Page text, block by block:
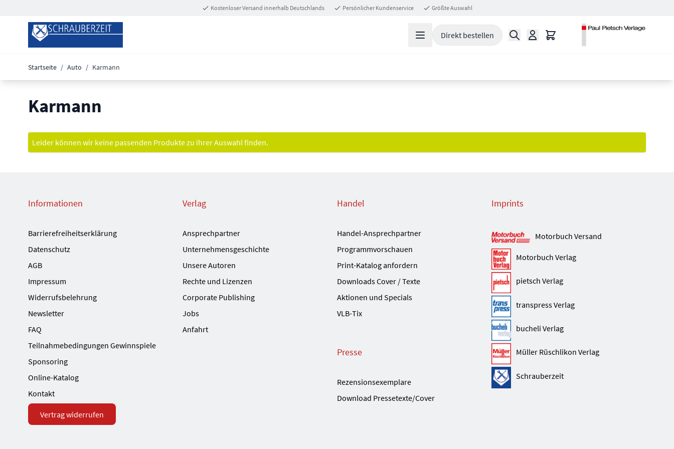
Kostenloser Versand innerhalb Deutschlands Persönlicher Kundenservice Größte Auswahl
Direkt bestellen Suche Warenkorb
Startseite / Auto / Karmann
Karmann
Leider können wir keine passenden Produkte zu ihrer Auswahl finden.
Informationen
Barrierefreiheitserklärung
Datenschutz
AGB
Impressum
Widerrufsbelehrung
Newsletter
FAQ
Teilnahmebedingungen Gewinnspiele
Sponsoring
Online-Katalog
Kontakt
Vertrag widerrufen
Verlag
Ansprechpartner
Unternehmensgeschichte
Unsere Autoren
Rechte und Lizenzen
Corporate Publishing
Jobs
Anfahrt
Handel
Handel-Ansprechpartner
Programmvorschauen
Print-Katalog anfordern
Downloads Cover / Texte
Aktionen und Specials
VLB-Tix
Presse
Rezensionsexemplare
Download Pressetexte/Cover
Imprints
Motorbuch Versand
Motorbuch Verlag
pietsch Verlag
transpress Verlag
bucheli Verlag
Müller Rüschlikon Verlag
Schrauberzeit